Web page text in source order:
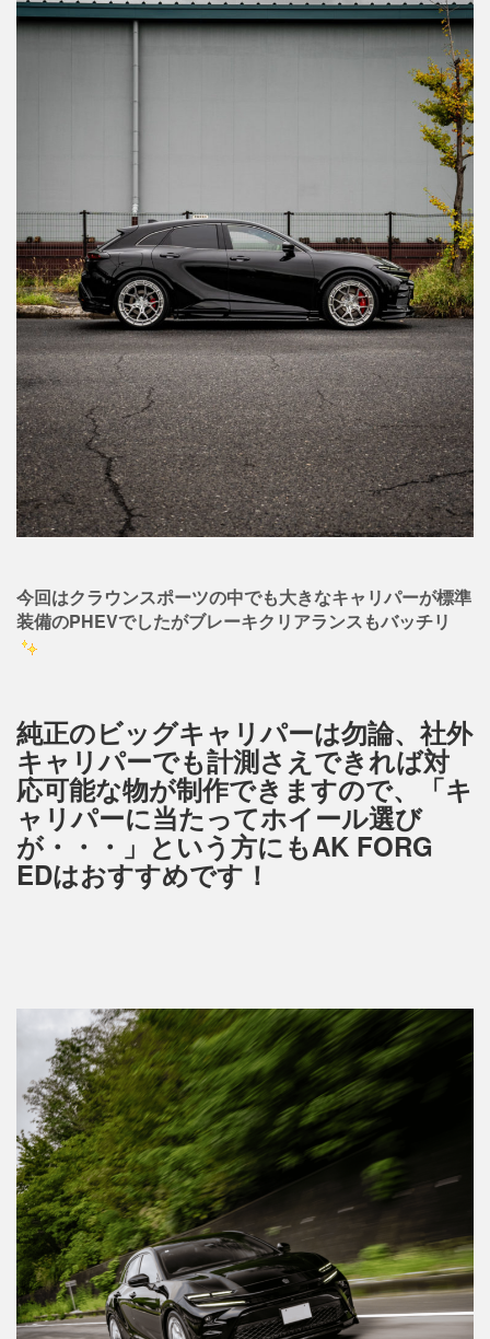
今回はクラウンスポーツの中でも大きなキャリパーが標準
装備のPHEVでしたがブレーキクリアランスもバッチリ
純正のビッグキャリパーは勿論、社外
キャリパーでも計測さえできれば対
応可能な物が制作できますので、「キ
ャリパーに当たってホイール選び
が・・・」という方にもAK FORG
EDはおすすめです！